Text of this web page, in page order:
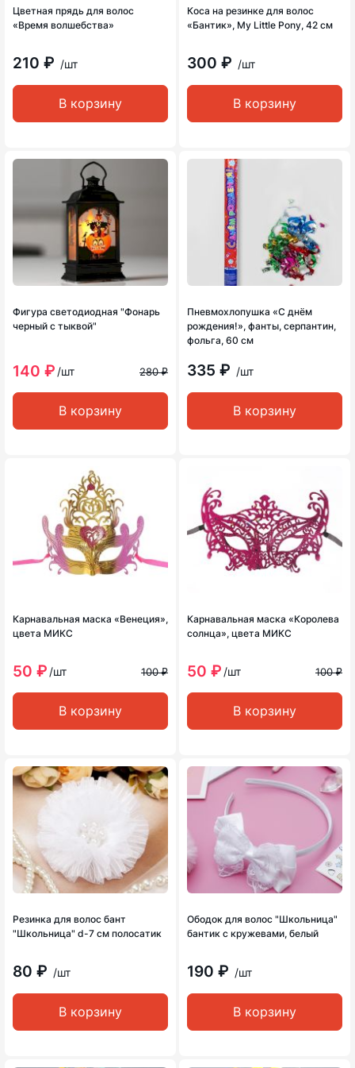
Цветная прядь для волос
«Время волшебства»
210 ₽ /шт
В корзину
Коса на резинке для волос
«Бантик», My Little Pony, 42 см
300 ₽ /шт
В корзину
Фигура светодиодная "Фонарь
черный с тыквой"
140 ₽ /шт 280 ₽
В корзину
Пневмохлопушка «С днём
рождения!», фанты, серпантин,
фольга, 60 см
335 ₽ /шт
В корзину
Карнавальная маска «Венеция»,
цвета МИКС
50 ₽ /шт 100 ₽
В корзину
Карнавальная маска «Королева
солнца», цвета МИКС
50 ₽ /шт 100 ₽
В корзину
Резинка для волос бант
"Школьница" d-7 см полосатик
80 ₽ /шт
В корзину
Ободок для волос "Школьница"
бантик с кружевами, белый
190 ₽ /шт
В корзину